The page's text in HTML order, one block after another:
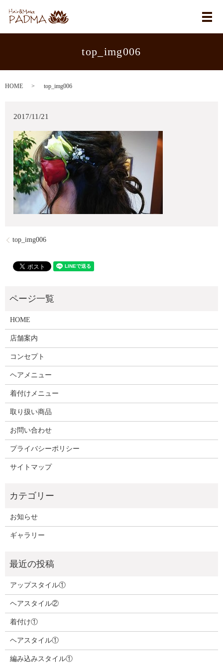
メ
top_img006
HOME top_img006
2017/11/21
top_img006
HOME
店舗案内
コンセプト
ヘアメニュー
着付けメニュー
取り扱い商品
お問い合わせ
プライバシーポリシー
サイトマップ
お知らせ
ギャラリー
アップスタイル①
ヘアスタイル②
着付け①
ヘアスタイル①
編み込みスタイル①